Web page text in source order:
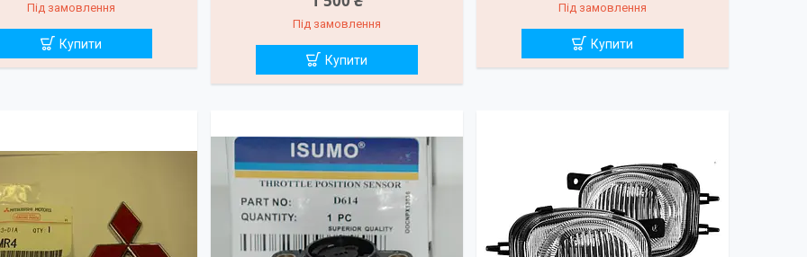
Під замовлення
Купити
Під замовлення
Купити
Під замовлення
Купити